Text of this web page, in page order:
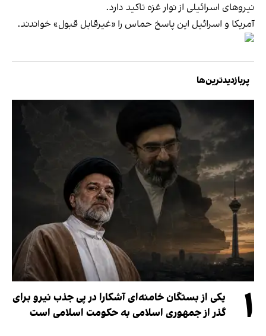
نیروهای اسرائیلی از نوار غزه تاکید دارد.
آمریکا و اسرائیل این پاسخ حماس را «غیرقابل قبول» خواندند.
پربازدیدترین‌ها
۱
یکی از بستگان خامنه‌ای آشکارا در پی جذب نیرو برای
گذر از جمهوری اسلامی به حکومت اسلامی است